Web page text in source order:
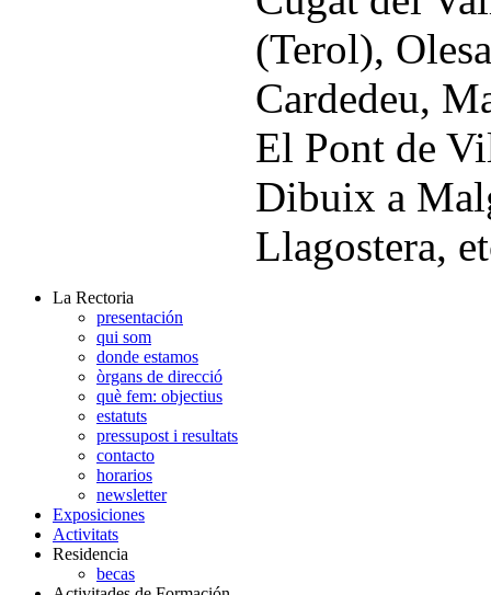
(Terol),
Cardedeu,
El Pont de
Dibuix a
Llagostera,
La Rectoria
presentación
qui som
donde estamos
òrgans de direcció
què fem: objectius
estatuts
pressupost i resultats
contacto
horarios
newsletter
Exposiciones
Activitats
Residencia
becas